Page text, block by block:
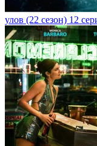
улов (22 сезон) 12